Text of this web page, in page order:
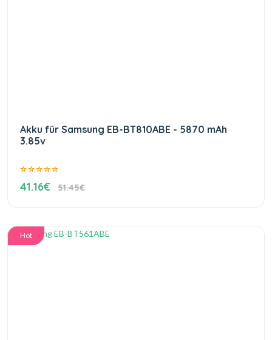
Akku für Samsung EB-BT810ABE - 5870 mAh
3.85v
41.16€ 51.45€
Hot